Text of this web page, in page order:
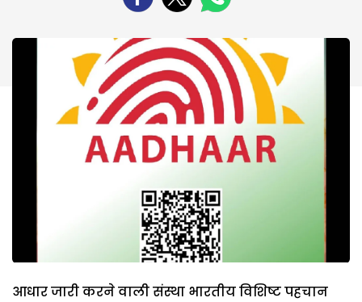
आधार जारी करने वाली संस्था भारतीय विशिष्ट पहचान